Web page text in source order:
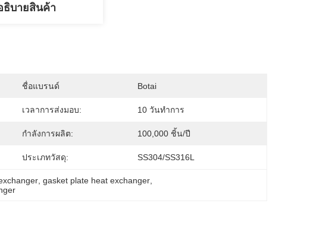
ธิบายสินค้า
ชื่อแบรนด์ Botai
เวลาการส่งมอบ: 10 วันทำการ
กำลังการผลิต: 100,000 ชิ้น/ปี
ประเภทวัสดุ: SS304/SS316L
, gasket plate heat exchanger